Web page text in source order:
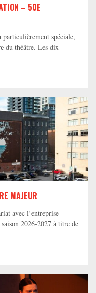
– 50E
particulièrement spéciale,
du théâtre. Les dix
MAJEUR
avec l’entreprise
saison 2026-2027 à titre de